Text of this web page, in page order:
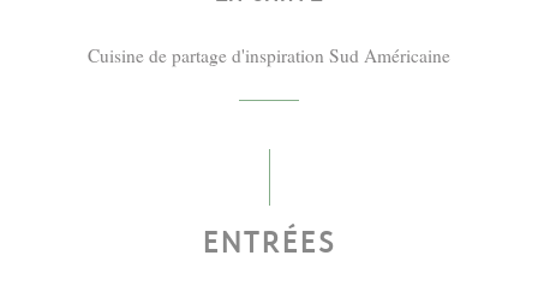
Cuisine de partage d'inspiration Sud Américaine
ENTRÉES